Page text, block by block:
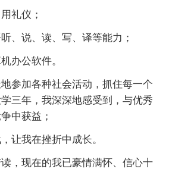
礼仪；
、说、读、写、译等能力；
办公软件。
参加各种社会活动，抓住每一个
三年，我深深地感受到，与优秀
中获益；
让我在挫折中成长。
，现在的我已豪情满怀、信心十